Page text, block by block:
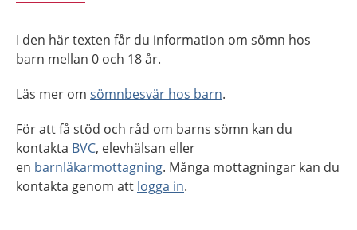
I den här texten får du information om sömn hos
barn mellan 0 och 18 år.
Läs mer om sömnbesvär hos barn.
För att få stöd och råd om barns sömn kan du
kontakta BVC, elevhälsan eller
en barnläkarmottagning. Många mottagningar kan du
kontakta genom att logga in.